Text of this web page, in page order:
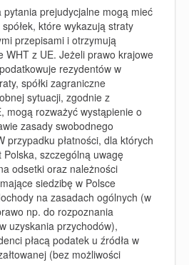
pytania prejudycjalne mogą mieć
które wykazują straty
przepisami i otrzymują
WHT z UE. Jeżeli prawo krajowe
rezydentów w
spółki zagraniczne
sytuacji, zgodnie z
mogą rozważyć wystąpienie o
zasady swobodnego
przypadku płatności, dla których
Polska, szczególną uwagę
odsetki oraz należności
siedzibę w Polsce
na zasadach ogólnych (w
np. do rozpoznania
uzyskania przychodów),
płacą podatek u źródła w
(bez możliwości